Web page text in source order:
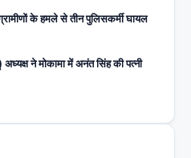
के हमले से तीन पुलिसकर्मी घायल
ने मोकामा में अनंत सिंह की पत्नी